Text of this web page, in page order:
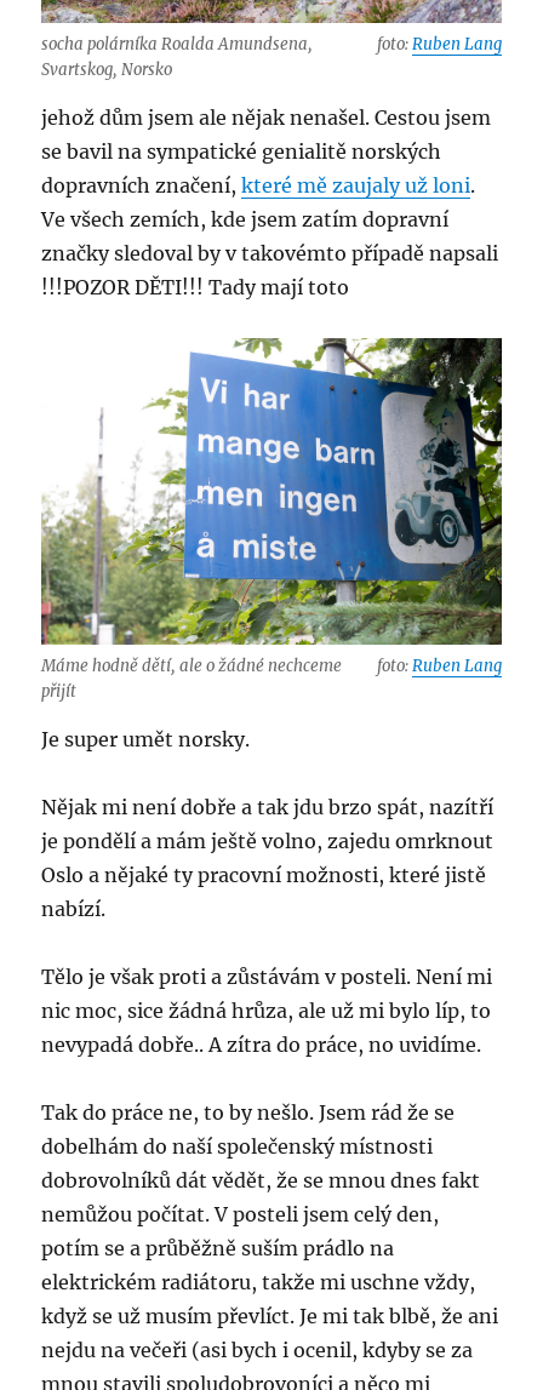
socha polárníka Roalda Amundsena,
Svartskog, Norsko
foto:Ruben Lang
jehož dům jsem ale nějak nenašel. Cestou jsem
se bavil na sympatické genialitě norských
dopravních značení,které mě zaujaly už loni.
Ve všech zemích, kde jsem zatím dopravní
značky sledoval by v takovémto případě napsali
!!!POZOR DĚTI!!! Tady mají toto
Máme hodně dětí, ale o žádné nechceme
přijít
foto:Ruben Lang
Je super umět norsky.
Nějak mi není dobře a tak jdu brzo spát, nazítří
je pondělí a mám ještě volno, zajedu omrknout
Oslo a nějaké ty pracovní možnosti, které jistě
nabízí.
Tělo je však proti a zůstávám v posteli. Není mi
nic moc, sice žádná hrůza, ale už mi bylo líp, to
nevypadá dobře.. A zítra do práce, no uvidíme.
Tak do práce ne, to by nešlo. Jsem rád že se
dobelhám do naší společenský místnosti
dobrovolníků dát vědět, že se mnou dnes fakt
nemůžou počítat. V posteli jsem celý den,
potím se a průběžně suším prádlo na
elektrickém radiátoru, takže mi uschne vždy,
když se už musím převlíct. Je mi tak blbě, že ani
nejdu na večeři (asi bych i ocenil, kdyby se za
mnou stavili spoludobrovoníci a něco mi